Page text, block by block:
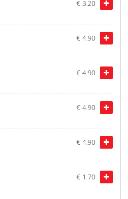
€ 3.20
€ 4.90
€ 4.90
€ 4.90
€ 4.90
€ 1.70